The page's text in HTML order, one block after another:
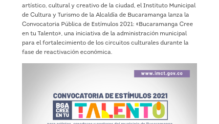
artístico, cultural y creativo de la ciudad, el Instituto Municipal
de Cultura y Turismo de la Alcaldía de Bucaramanga lanza la
Convocatoria Pública de Estímulos 2021: «Bucaramanga Cree
en tu Talento», una iniciativa de la administración municipal
para el fortalecimiento de los circuitos culturales durante la
fase de reactivación económica.